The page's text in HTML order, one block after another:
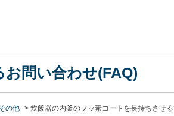
お問い合わせ(FAQ)
の他 > 炊飯器の内釜のフッ素コートを長持ちさせ